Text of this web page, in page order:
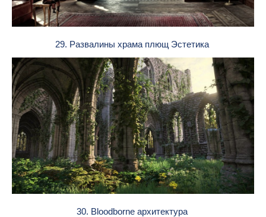
29. Развалины храма плющ Эстетика
30. Bloodborne архитектура